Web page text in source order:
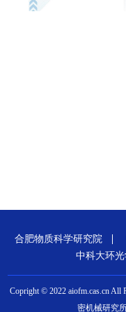
合肥物质科学研究院
中科大环
Copright © 2022 aiofm.cas.cn
密机械研究